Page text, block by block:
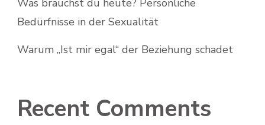
Bedürfnisse in der Sexualität
Warum „Ist mir egal“ der Beziehung schadet
Recent Comments